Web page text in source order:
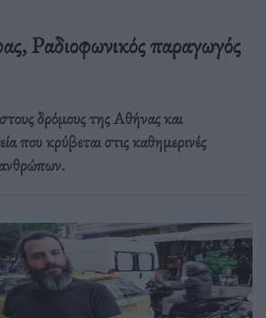
Ραδιοφωνικός παραγωγός
δρόμους της Αθήνας και
που κρύβεται στις καθημερινές